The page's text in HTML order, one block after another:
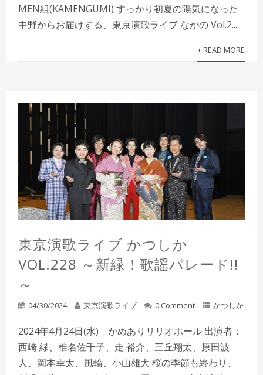
MEN組(KAMENGUMI) すっかり初夏の陽気になった
中野からお届けする、東京演歌ライブ なかの Vol.2...
+ READ MORE
東京演歌ライブ かつしか
VOL.228 ～新緑！歌謡パレード!!
～
04/30/2024 東京演歌ライブ 0 Comment かつしか
2024年4月24日(水) かめありリリオホール 出演者：
西崎 緑、椎名佐千子、走 裕介、三丘翔太、原田波
人、岡本幸太、風輪、小山雄大 桜の季節も終わり、